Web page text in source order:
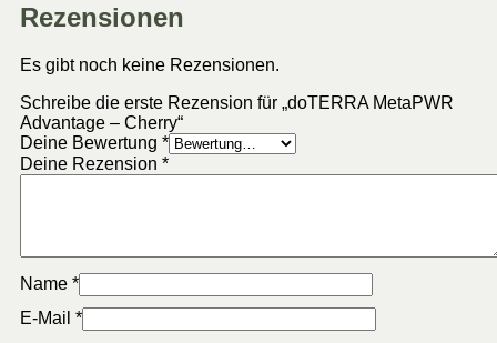
Rezensionen
Es gibt noch keine Rezensionen.
Schreibe die erste Rezension für „doTERRA MetaPWR
Advantage – Cherry“
Deine Bewertung *
Deine Rezension *
Name *
E-Mail *